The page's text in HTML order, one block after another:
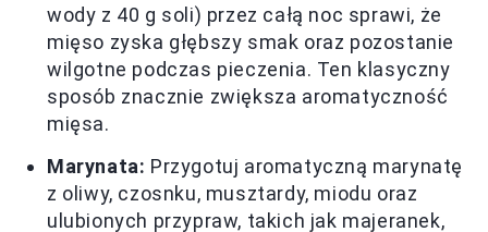
wody z 40 g soli) przez całą noc sprawi, że
mięso zyska głębszy smak oraz pozostanie
wilgotne podczas pieczenia. Ten klasyczny
sposób znacznie zwiększa aromatyczność
mięsa.
Marynata: Przygotuj aromatyczną marynatę
z oliwy, czosnku, musztardy, miodu oraz
ulubionych przypraw, takich jak majeranek,